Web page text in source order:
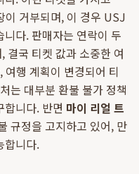
이 거부되며, 이 경우 USJ
다. 판매자는 연락이 두
결국 티켓 값과 소중한 여
행 계획이 변경되어 티
는 대부분 환불 불가 정책
니다. 반면 마이 리얼 트
규정을 고지하고 있어, 만
합니다.